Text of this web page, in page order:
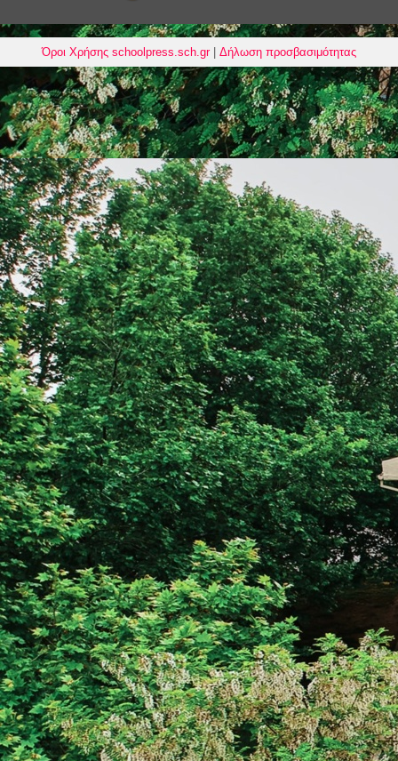
Όροι Χρήσης schoolpress.sch.gr| Δήλωση προσβασιμότητας